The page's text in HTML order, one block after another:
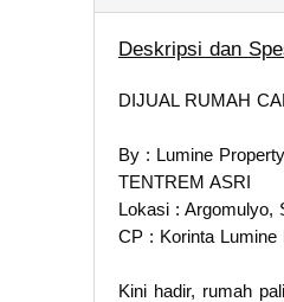
Deskripsi dan
DIJUAL RUMAH
By : Lumine Property
TENTREM ASRI
Lokasi : Argomulyo,
CP : Korinta Lumine
Kini hadir, rumah